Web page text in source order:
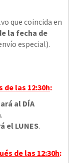
que coincida en
la fecha de
especial).
de las 12:30h:
al DÍA
.
el LUNES.
de las 12:30h: